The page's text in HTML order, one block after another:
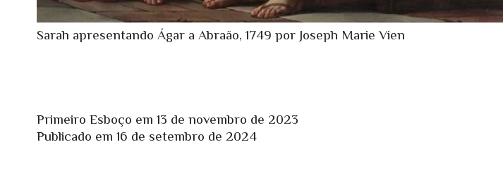
Sarah apresentando Ágar a Abraão, 1749 por Joseph Marie Vien
Primeiro Esboço em 13 de novembro de 2023
Publicado em 16 de setembro de 2024